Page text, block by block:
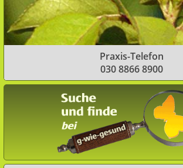
Praxis-Telefon
030 8866 8900